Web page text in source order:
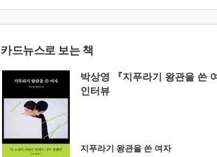
카드뉴스로 보는 책
박상영 『지푸라기 왕관을 쓴
인터뷰
지푸라기 왕관을 쓴 여자